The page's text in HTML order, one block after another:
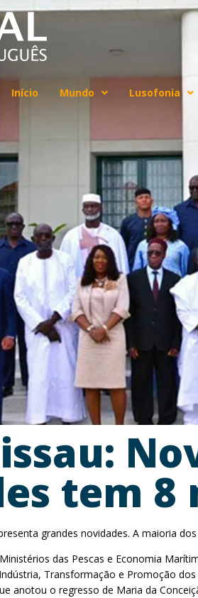
Início Mundo Lusofonia
tem 8
grandes novidades. A maioria
das Pescas e Economia
Transformação e Promoção
anotou o regresso de Maria da